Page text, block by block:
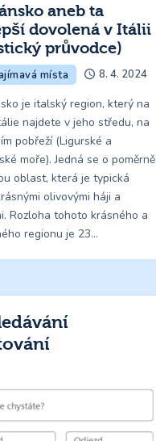
aneb ta
dovolená v Itálii
průvodce)
místa 8. 4. 2024
je italský region, který na
najdete v jeho středu, na
pobřeží (Ligurské a
moře). Jedná se o poměrně
oblast, která je typická
olivovými háji a
Rozloha tohoto krásného a
regionu je 23…